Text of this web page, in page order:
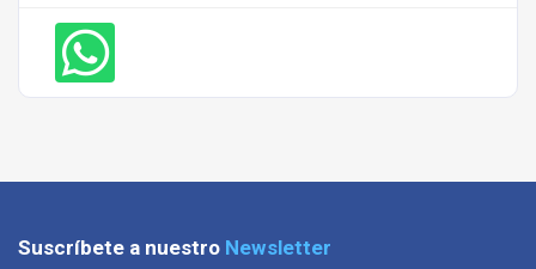
Suscríbete a nuestro Newsletter